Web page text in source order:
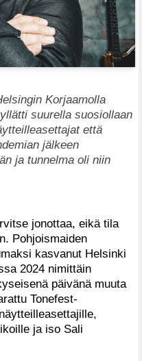
Korjaamolla
suurella suosiollaan
että
jälkeen
ja tunnelma oli niin
jonottaa, eikä tila
Pohjoismaiden
kasvanut Helsinki
2024 nimittäin
päivänä muuta
Tonefest-
ja iso Sali